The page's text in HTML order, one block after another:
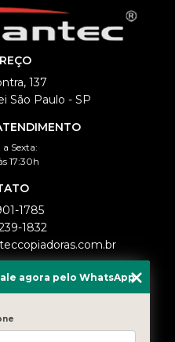
137
São Paulo - SP
Sexta:
17:30h
1785
1832
agora pelo WhatsApp